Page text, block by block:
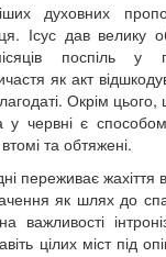
духовних
Ісус дав велику
поспіль у
як акт
Окрім
у червні є
та обтяжені.
переживає жахіття
як шлях до
цілих міст під